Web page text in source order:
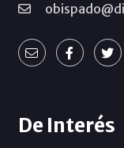
De Interés